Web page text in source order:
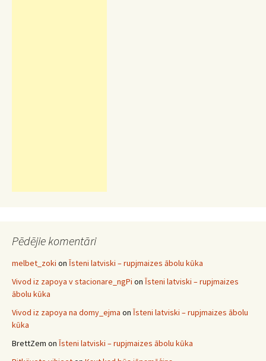
Pēdējie komentāri
melbet_zoki on Īsteni latviski – rupjmaizes ābolu kūka
Vivod iz zapoya v stacionare_ngPi on Īsteni latviski – rupjmaizes
ābolu kūka
Vivod iz zapoya na domy_ejma on Īsteni latviski – rupjmaizes ābolu
kūka
BrettZem on Īsteni latviski – rupjmaizes ābolu kūka